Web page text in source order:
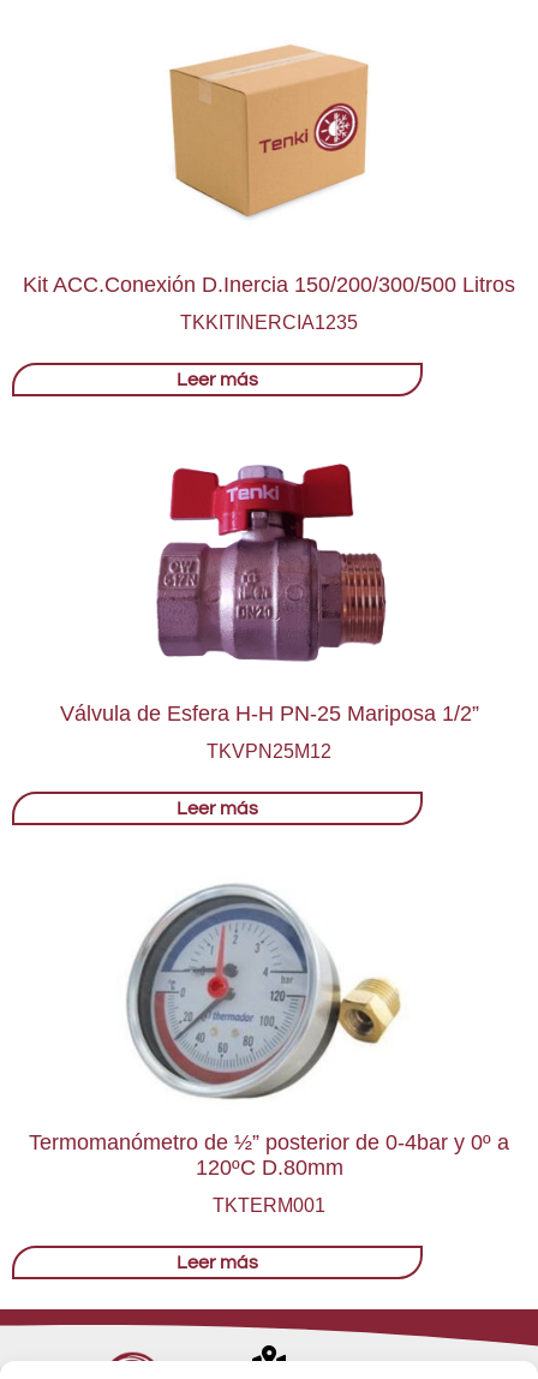
Kit ACC.Conexión D.Inercia 150/200/300/500 Litros
TKKITINERCIA1235
Leer más
Válvula de Esfera H-H PN-25 Mariposa 1/2”
TKVPN25M12
Leer más
Termomanómetro de ½” posterior de 0-4bar y 0º a
120ºC D.80mm
TKTERM001
Leer más